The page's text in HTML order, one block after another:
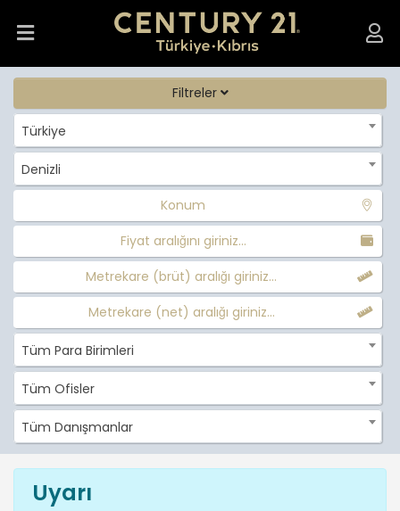
Filtreler
Türkiye
Denizli
Konum
Fiyat aralığını giriniz...
Metrekare (brüt) aralığı giriniz...
Metrekare (net) aralığı giriniz...
Tüm Para Birimleri
Tüm Ofisler
Tüm Danışmanlar
Uyarı